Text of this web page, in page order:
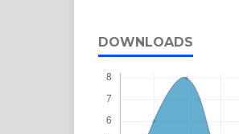
DOWNLOADS